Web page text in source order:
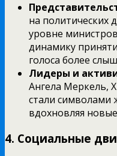
на политических
уровне
динамику
голоса более
Лидеры и
Ангела Меркель,
стали символами
вдохновляя
4. Социальные